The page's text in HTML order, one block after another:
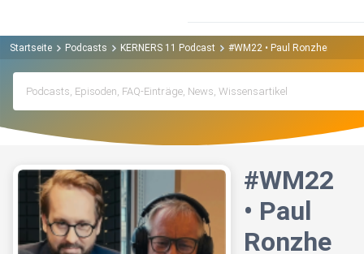
Startseite Podcasts KERNERS 11 Podcast #WM22 • Paul Ronzheimer •
#WM22
• Paul
Ronzhe